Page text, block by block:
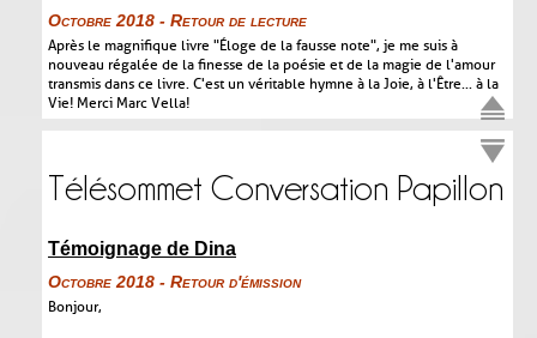
Octobre 2018 - Retour de lecture
Après le magnifique livre "Éloge de la fausse note", je me suis à
nouveau régalée de la finesse de la poésie et de la magie de l'amour
transmis dans ce livre. C'est un véritable hymne à la Joie, à l'Être... à la
Vie! Merci Marc Vella!
Télésommet Conversation Papillon
Témoignage de Dina
Octobre 2018 - Retour d'émission
Bonjour,